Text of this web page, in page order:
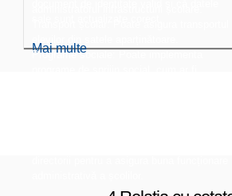
Mai multe
Programe sociale: Poate implementa